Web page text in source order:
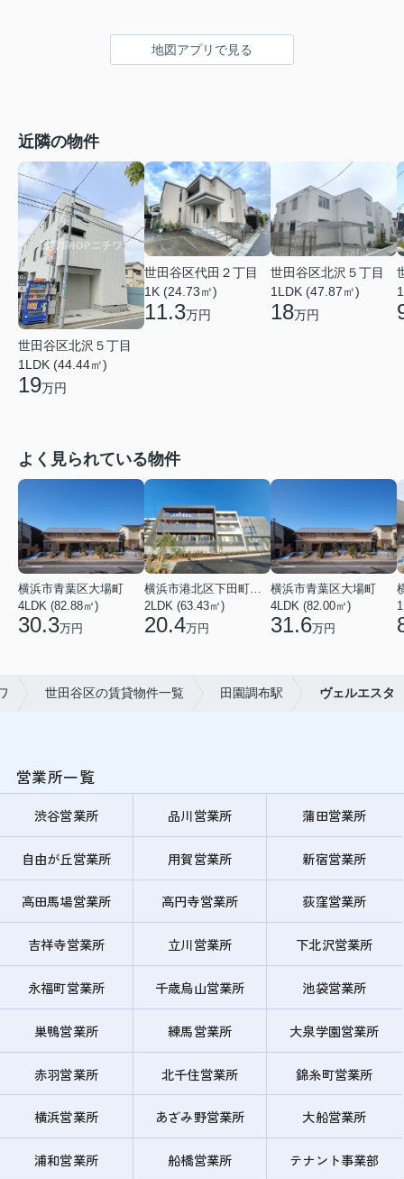
地図アプリで見る
近隣の物件
世田谷区北沢５丁目
1LDK (44.44㎡)
19万円
世田谷区代田２丁目
1K (24.73㎡)
11.3万円
世田谷区北沢５丁目
1LDK (47.87㎡)
18万円
よく見られている物件
横浜市青葉区大場町
4LDK (82.88㎡)
30.3万円
横浜市港北区下田町２丁目
2LDK (63.43㎡)
20.4万円
横浜市青葉区大場町
4LDK (82.00㎡)
31.6万円
世田谷区の賃貸物件一覧 田園調布駅 ヴェルエスタ
営業所一覧
渋谷営業所 品川営業所 蒲田営業所
自由が丘営業所 用賀営業所 新宿営業所
高田馬場営業所 高円寺営業所 荻窪営業所
吉祥寺営業所 立川営業所 下北沢営業所
永福町営業所 千歳烏山営業所 池袋営業所
巣鴨営業所 練馬営業所 大泉学園営業所
赤羽営業所 北千住営業所 錦糸町営業所
横浜営業所 あざみ野営業所 大船営業所
浦和営業所 船橋営業所 テナント事業部